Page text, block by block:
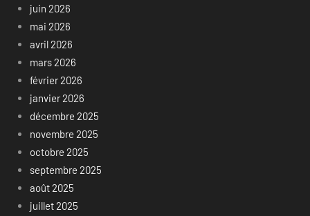
juin 2026
mai 2026
avril 2026
mars 2026
février 2026
janvier 2026
décembre 2025
novembre 2025
octobre 2025
septembre 2025
août 2025
juillet 2025